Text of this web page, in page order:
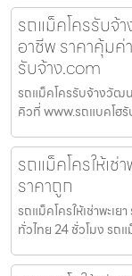
รถแม็คโครรับจ้
อาชีพ ราคาคุ้ม
รับจ้าง.com
รถแม็คโครรับจ้างวัฒ
คิวที่ www.รถแบคโฮ
รถแม็คโครให้เช่
ราคาถูก
รถแม็คโครให้เช่าพะเ
ทั่วไทย 24 ชั่วโมง รถแ